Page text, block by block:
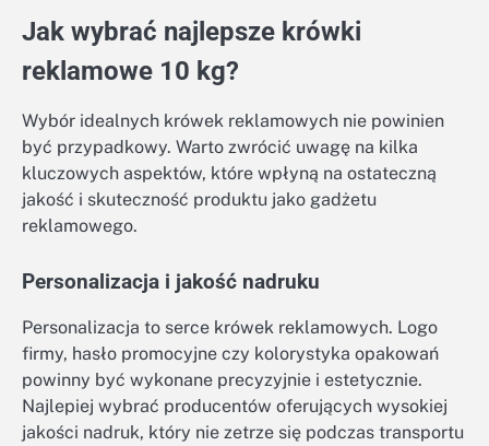
Jak wybrać najlepsze krówki
reklamowe 10 kg?
Wybór idealnych krówek reklamowych nie powinien
być przypadkowy. Warto zwrócić uwagę na kilka
kluczowych aspektów, które wpłyną na ostateczną
jakość i skuteczność produktu jako gadżetu
reklamowego.
Personalizacja i jakość nadruku
Personalizacja to serce krówek reklamowych. Logo
firmy, hasło promocyjne czy kolorystyka opakowań
powinny być wykonane precyzyjnie i estetycznie.
Najlepiej wybrać producentów oferujących wysokiej
jakości nadruk, który nie zetrze się podczas transportu